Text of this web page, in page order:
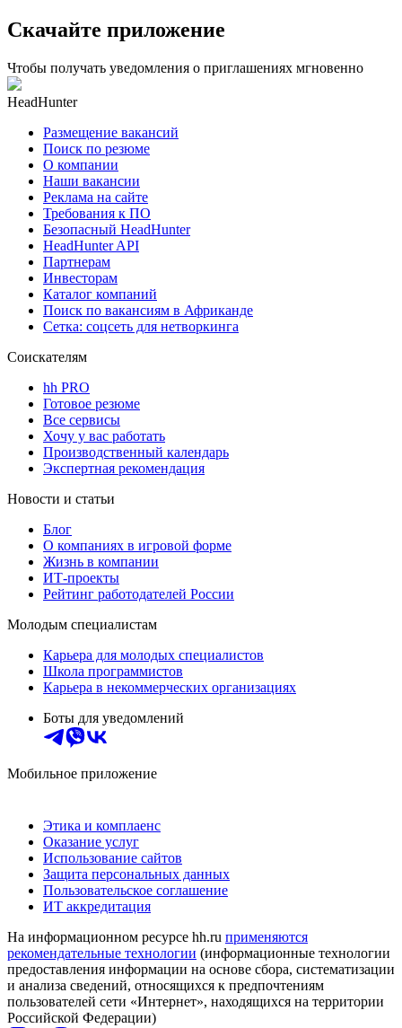
Скачайте приложение
Чтобы получать уведомления о приглашениях мгновенно
HeadHunter
Размещение вакансий
Поиск по резюме
О компании
Наши вакансии
Реклама на сайте
Требования к ПО
Безопасный HeadHunter
HeadHunter API
Партнерам
Инвесторам
Каталог компаний
Поиск по вакансиям в Африканде
Сетка: соцсеть для нетворкинга
Соискателям
hh PRO
Готовое резюме
Все сервисы
Хочу у вас работать
Производственный календарь
Экспертная рекомендация
Новости и статьи
Блог
О компаниях в игровой форме
Жизнь в компании
ИТ-проекты
Рейтинг работодателей России
Молодым специалистам
Карьера для молодых специалистов
Школа программистов
Карьера в некоммерческих организациях
Боты для уведомлений
Мобильное приложение
Этика и комплаенс
Оказание услуг
Использование сайтов
Защита персональных данных
Пользовательское соглашение
ИТ аккредитация
На информационном ресурсе hh.ru применяются
рекомендательные технологии (информационные технологии
предоставления информации на основе сбора, систематизации
и анализа сведений, относящихся к предпочтениям
пользователей сети «Интернет», находящихся на территории
Российской Федерации)